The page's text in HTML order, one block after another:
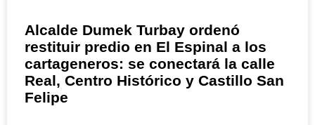
Alcalde Dumek Turbay ordenó
restituir predio en El Espinal a los
cartageneros: se conectará la calle
Real, Centro Histórico y Castillo San
Felipe